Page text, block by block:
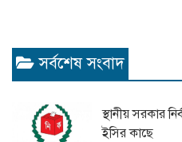
সর্বশেষ সংবাদ
স্থানীয় সরকার
ইসির কাছে